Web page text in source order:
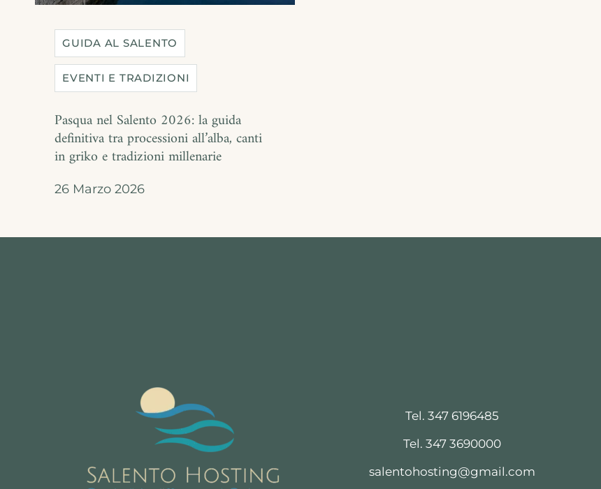
GUIDA AL SALENTO
EVENTI E TRADIZIONI
Pasqua nel Salento 2026: la guida
definitiva tra processioni all’alba, canti
in griko e tradizioni millenarie
26 Marzo 2026
Tel. 347 6196485
Tel. 347 3690000
salentohosting@gmail.com